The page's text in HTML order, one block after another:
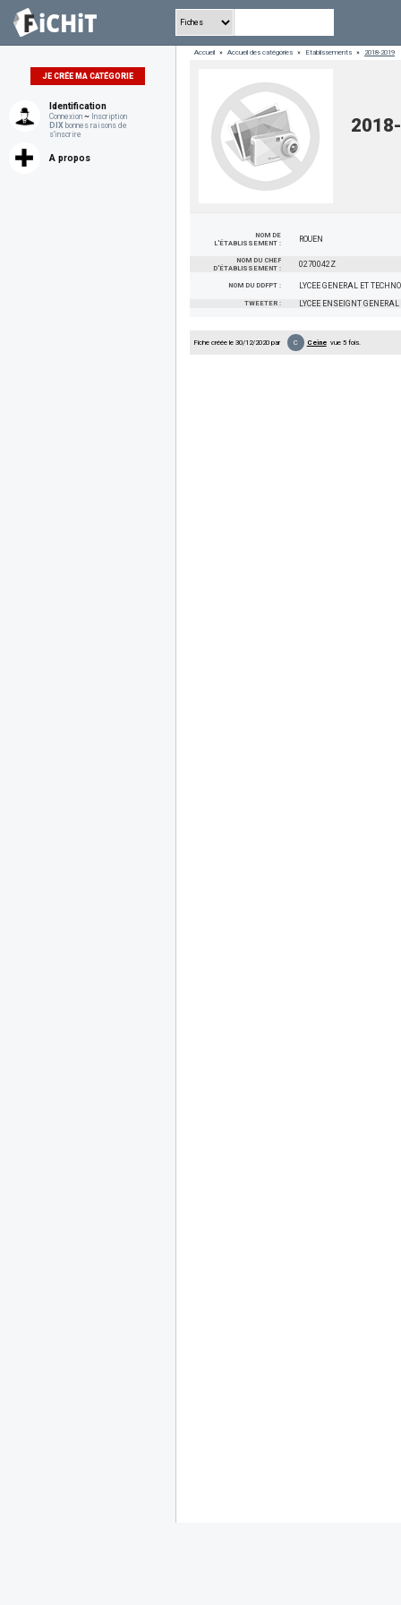
JE CRÉE MA CATÉGORIE
Identification
Connexion ~ Inscription
DIX bonnes raisons de
s'inscrire
A propos
Accueil » Accueil des catégories » Etablissements » 2018-2019
NOM DE
L'ÉTABLISSEMENT :
ROUEN
NOM DU CHEF
D'ÉTABLISSEMENT :
0270042Z
NOM DU DDFPT : LYCEE GENERAL ET
TWEETER : LYCEE ENSEIGNT
Fiche créée le 30/12/2020 par C Ceinevue 5 fois.